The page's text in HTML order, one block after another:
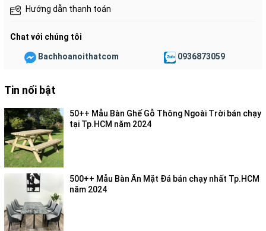
Hướng dẫn thanh toán
Chat với chúng tôi
Bachhoanoithatcom 0936873059
Tin nổi bật
50++ Mẫu Bàn Ghế Gỗ Thông Ngoài Trời bán chạy
tại Tp.HCM năm 2024
500++ Mẫu Bàn Ăn Mặt Đá bán chạy nhất Tp.HCM
năm 2024